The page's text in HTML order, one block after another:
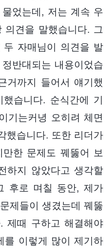
었는데, 저는 계속 우
의견을 말했습니다. 그
자매님이 의견을 발
반대되는 내용이었습
거까지 들어서 얘기했
습니다. 순식간에 기
기는커녕 오히려 체면
했습니다. 또한 리더가
한 문제도 꿰뚫어 보
하지 않았다고 생각할
후로 며칠 동안, 제가
제들이 생겼는데 꿰뚫
제때 구하고 해결해야
를 이렇게 많이 제기하